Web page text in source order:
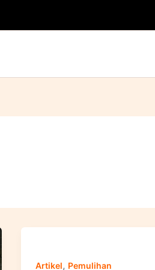
Artikel, Pemulihan